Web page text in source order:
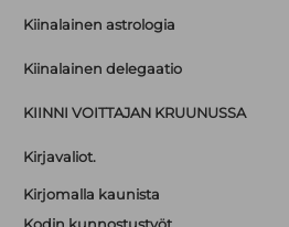
Kiinalainen astrologia
Kiinalainen delegaatio
KIINNI VOITTAJAN KRUUNUSSA
Kirjavaliot.
Kirjomalla kaunista